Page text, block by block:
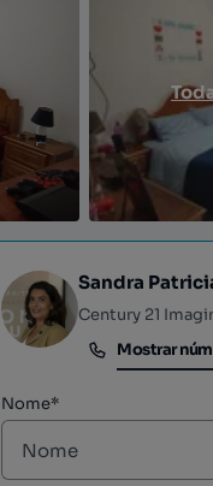
Sandra
Century 21
Mostrar
Mostrar
Nome*